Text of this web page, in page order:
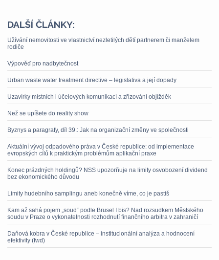
DALŠÍ ČLÁNKY:
Užívání nemovitosti ve vlastnictví nezletilých dětí partnerem či manželem
rodiče
Výpověď pro nadbytečnost
Urban waste water treatment directive – legislativa a její dopady
Uzavírky místních i účelových komunikací a zřizování objížděk
Než se upíšete do reality show
Byznys a paragrafy, díl 39.: Jak na organizační změny ve společnosti
Aktuální vývoj odpadového práva v České republice: od implementace
evropských cílů k praktickým problémům aplikační praxe
Konec prázdných holdingů? NSS upozorňuje na limity osvobození dividend
bez ekonomického důvodu
Limity hudebního samplingu aneb konečně víme, co je pastiš
Kam až sahá pojem „soud“ podle Brusel I bis? Nad rozsudkem Městského
soudu v Praze o vykonatelnosti rozhodnutí finančního arbitra v zahraničí
Daňová kobra v České republice – institucionální analýza a hodnocení
efektivity (fwd)